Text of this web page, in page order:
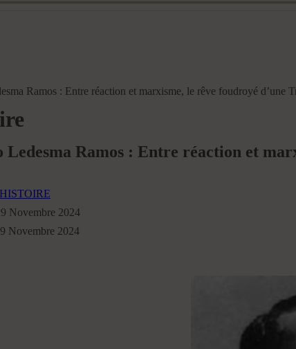
Ramos : Entre réaction et marxisme, le rêve foudroyé d’une
Ledesma Ramos : Entre réaction et
HISTOIRE
Novembre 2024
Novembre 2024